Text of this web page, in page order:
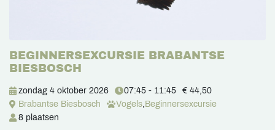
BEGINNERSEXCURSIE BRABANTSE
BIESBOSCH
zondag 4 oktober 2026 07:45 - 11:45
€ 44,50
Brabantse Biesbosch
Vogels Beginnersexcursie
8 plaatsen